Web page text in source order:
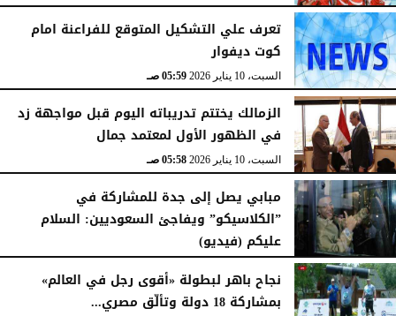
تعرف علي التشكيل المتوقع للفراعنة امام
كوت ديفوار
السبت، 10 يناير 2026 05:59 صـ
الزمالك يختتم تدريباته اليوم قبل مواجهة زد
في الظهور الأول لمعتمد جمال
السبت، 10 يناير 2026 05:58 صـ
مبابي يصل إلى جدة للمشاركة في
”الكلاسيكو” ويفاجئ السعوديين: السلام
عليكم (فيديو)
السبت، 10 يناير 2026 05:57 صـ
نجاح باهر لبطولة «أقوى رجل في العالم»
بمشاركة 18 دولة وتألّق مصري...